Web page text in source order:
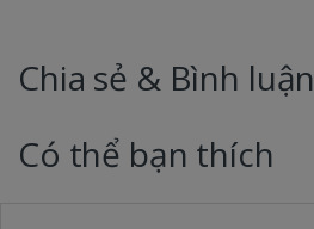
Chia sẻ & Bình luận
Có thể bạn thích